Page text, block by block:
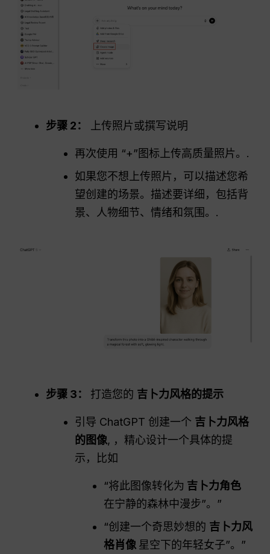
步骤 2： 上传照片或撰写说明
再次使用 “+”图标上传高质量照片。.
如果您不想上传照片，可以描述您希
望创建的场景。描述要详细，包括背
景、人物细节、情绪和氛围。.
步骤 3： 打造您的 吉卜力风格的提示
引导 ChatGPT 创建一个 吉卜力风格
的图像, ，精心设计一个具体的提
示，比如
“将此图像转化为 吉卜力角色
在宁静的森林中漫步”。”
“创建一个奇思妙想的 吉卜力风
格肖像 星空下的年轻女子”。”